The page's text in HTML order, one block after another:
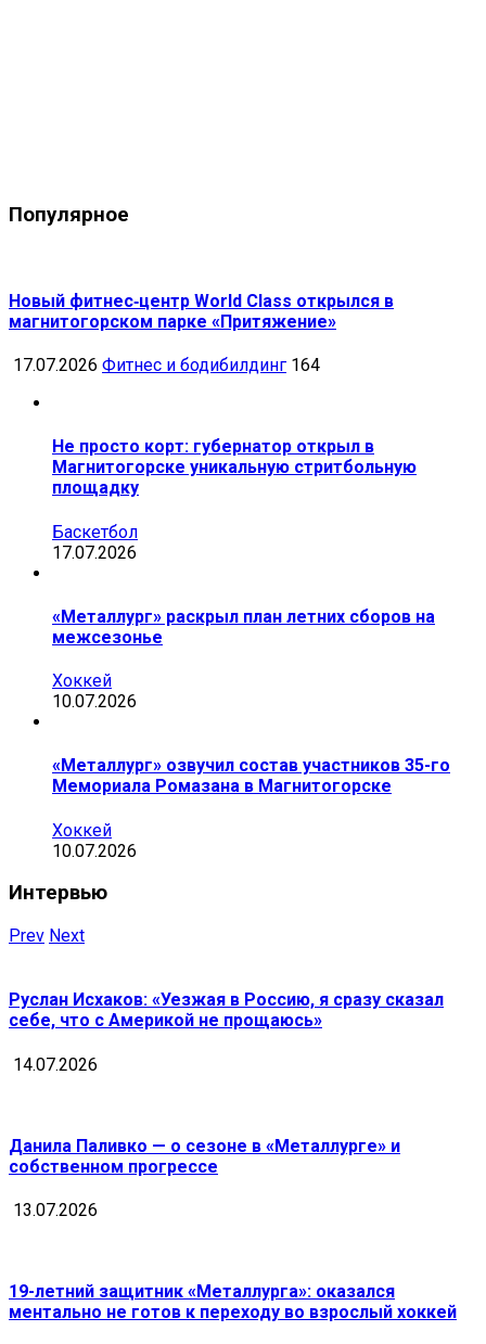
Популярное
Новый фитнес‑центр World Class открылся в
магнитогорском парке «Притяжение»
17.07.2026 Фитнес и бодибилдинг 164
Не просто корт: губернатор открыл в
Магнитогорске уникальную стритбольную
площадку
Баскетбол
17.07.2026
«Металлург» раскрыл план летних сборов на
межсезонье
Хоккей
10.07.2026
«Металлург» озвучил состав участников 35-го
Мемориала Ромазана в Магнитогорске
Хоккей
10.07.2026
Интервью
Prev Next
Руслан Исхаков: «Уезжая в Россию, я сразу сказал
себе, что с Америкой не прощаюсь»
14.07.2026
Данила Паливко — о сезоне в «Металлурге» и
собственном прогрессе
13.07.2026
19-летний защитник «Металлурга»: оказался
ментально не готов к переходу во взрослый хоккей